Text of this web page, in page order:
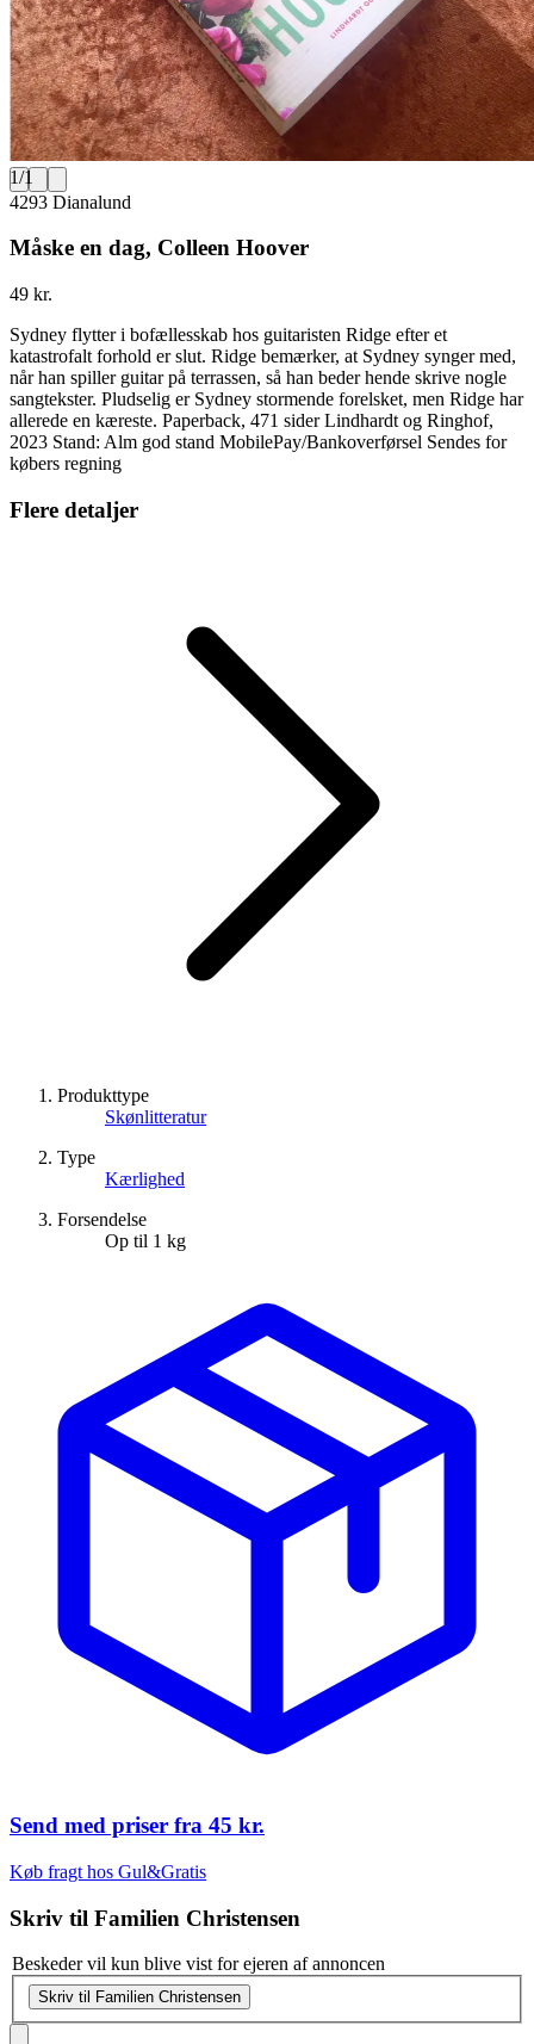
1/1
4293 Dianalund
Måske en dag, Colleen Hoover
49 kr.
Sydney flytter i bofællesskab hos guitaristen Ridge efter et
katastrofalt forhold er slut. Ridge bemærker, at Sydney synger med,
når han spiller guitar på terrassen, så han beder hende skrive nogle
sangtekster. Pludselig er Sydney stormende forelsket, men Ridge har
allerede en kæreste. Paperback, 471 sider Lindhardt og Ringhof,
2023 Stand: Alm god stand MobilePay/Bankoverførsel Sendes for
købers regning
Flere detaljer
Produkttype
Skønlitteratur
Type
Kærlighed
Forsendelse
Op til 1 kg
Send med priser fra 45 kr.
Køb fragt hos Gul&Gratis
Skriv til Familien Christensen
Beskeder vil kun blive vist for ejeren af annoncen
Skriv til Familien Christensen